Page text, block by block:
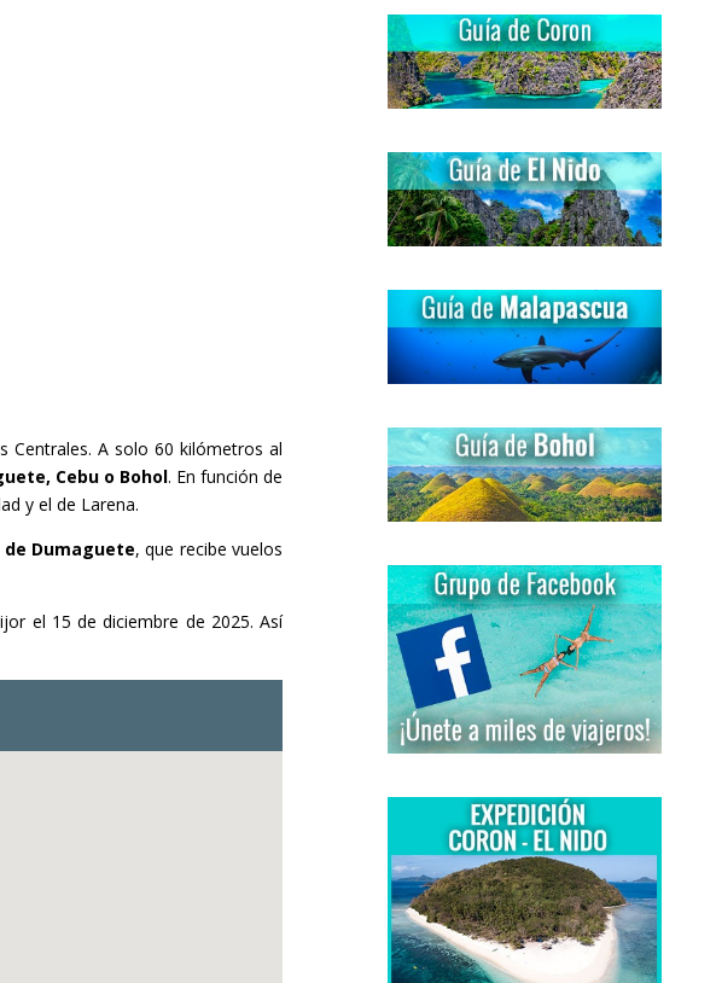
Centrales. A solo 60 kilómetros al
Cebu o Bohol. En función de
y el de Larena.
Dumaguete, que recibe vuelos
el 15 de diciembre de 2025. Así